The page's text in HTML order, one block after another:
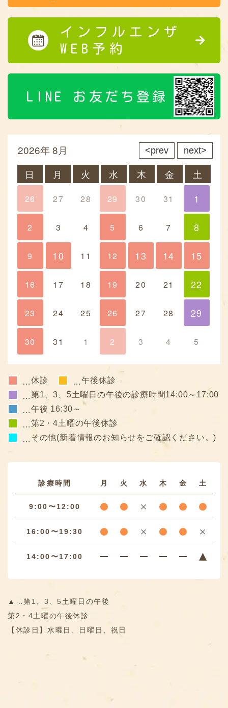
インフルエンザ
WEB予約
LINE お友だち登録
prev
2026年 8月 next
日 月 火 水 木 金 土
26 27 28 29 30 31 1
1
2 3 4 5 6 7 8
8
9 10 11 12 13 14 15
10 13 14 15
16 17 18 19 20 21 22
22
23 24 25 26 27 28 29
29
30 31 1 2 3 4 5
…休診 …午後休診
…第1、3、5土曜日の午後の診療時間14:00～17:00
…午後 16:30～
…第2・4土曜の午後休診
… その他(新着情報のお知らせをご確認ください。)
診療時間 月 火 水 木 金 土
9:00〜12:00
16:00〜19:30
14:00〜17:00
▲…第1、3、5土曜日の午後
第2・4土曜の午後休診
【休診日】水曜日、日曜日、祝日